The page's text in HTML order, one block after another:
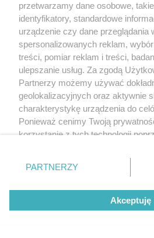
PIŁKA NOŻNA
Ekstraklasa. Korona
na starcie z liderem
przetwarzamy dane osobowe,
identyfikatory, standardowe
urządzenie czy dane przeglądania
spersonalizowanych reklam,
treści, pomiar reklam i treści,
ulepszanie usług. Za zgodą
Partnerzy możemy używać
geolokalizacyjnych oraz aktywnie
charakterystykę urządzenia do
Ponieważ cenimy Twoją
korzystanie z tych technologii
zmienić/wycofać klikając przycisk
znajdujący się w lewym dolnym
rodzaje przetwarzania danych nie
użytkownika, ale masz prawo
przetwarzaniu. Preferencje będą
PARTNERZY
Akceptuję